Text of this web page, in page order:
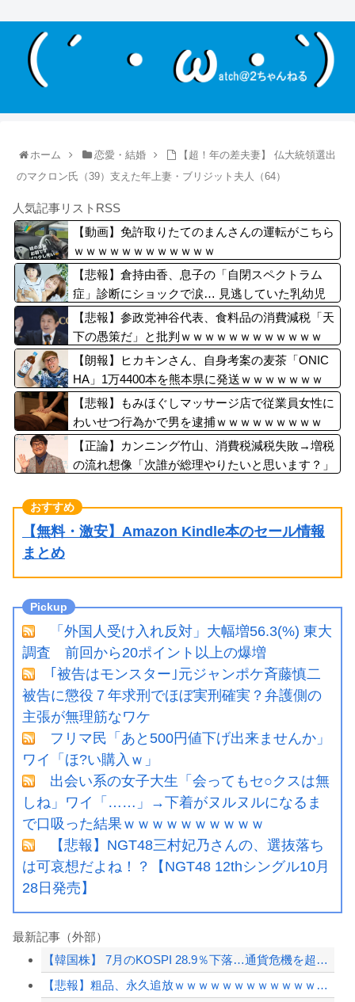
ホーム 恋愛・結婚
【超！年の差夫妻】 仏大統領選出
のマクロン氏（39）支えた年上妻・ブリジット夫人（64）
人気記事リストRSS
【動画】免許取りたてのまんさんの運転がこちら
ｗｗｗｗｗｗｗｗｗｗｗｗ
【悲報】倉持由香、息子の「自閉スペクトラム
症」診断にショックで涙… 見逃していた乳幼児
期のサインとは？
【悲報】参政党神谷代表、食料品の消費減税「天
下の愚策だ」と批判ｗｗｗｗｗｗｗｗｗｗｗｗ
【朗報】ヒカキンさん、自身考案の麦茶「ONIC
HA」1万4400本を熊本県に発送ｗｗｗｗｗｗｗ
【悲報】もみほぐしマッサージ店で従業員女性に
わいせつ行為かで男を逮捕ｗｗｗｗｗｗｗｗｗ
【正論】カンニング竹山、消費税減税失敗→増税
の流れ想像「次誰が総理やりたいと思います？」
【無料・激安】Amazon Kindle本のセール情報
まとめ
「外国人受け入れ反対」大幅増56.3(%) 東大
調査 前回から20ポイント以上の爆増
｢被告はモンスター｣元ジャンポケ斉藤慎二
被告に懲役７年求刑でほぼ実刑確実？弁護側の
主張が無理筋なワケ
フリマ民「あと500円値下げ出来ませんか」
ワイ「ほ?い購入ｗ」
出会い系の女子大生「会ってもセ○クスは無
しね」ワイ「……」→下着がヌルヌルになるま
で口吸った結果ｗｗｗｗｗｗｗｗｗｗ
【悲報】NGT48三村妃乃さんの、選抜落ち
は可哀想だよね！？【NGT48 12thシングル10月
28日発売】
最新記事（外部）
【韓国株】 7月のKOSPI 28.9％下落…通貨危機を超える過去最大の下げ幅
【悲報】粗品、永久追放ｗｗｗｗｗｗｗｗｗｗｗｗｗｗｗ（証拠あり）